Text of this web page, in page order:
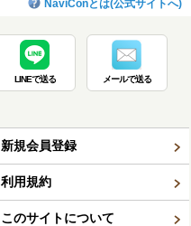
NaviConとは(公式サイトへ)
LINEで送る メールで送る
新規会員登録
利用規約
このサイトについて